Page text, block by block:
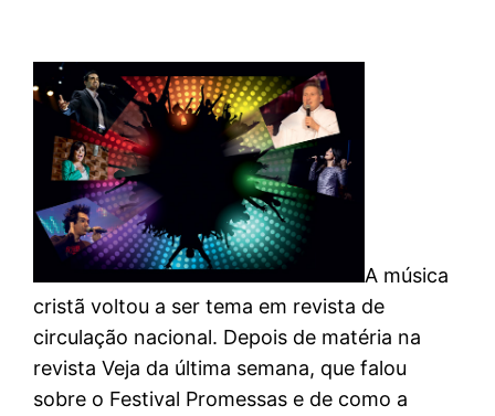
A música
cristã voltou a ser tema em revista de
circulação nacional. Depois de matéria na
revista Veja da última semana, que falou
sobre o Festival Promessas e de como a